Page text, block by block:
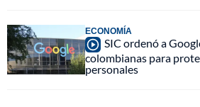
ECONOMÍA
SIC ordenó a
colombianas para
personales